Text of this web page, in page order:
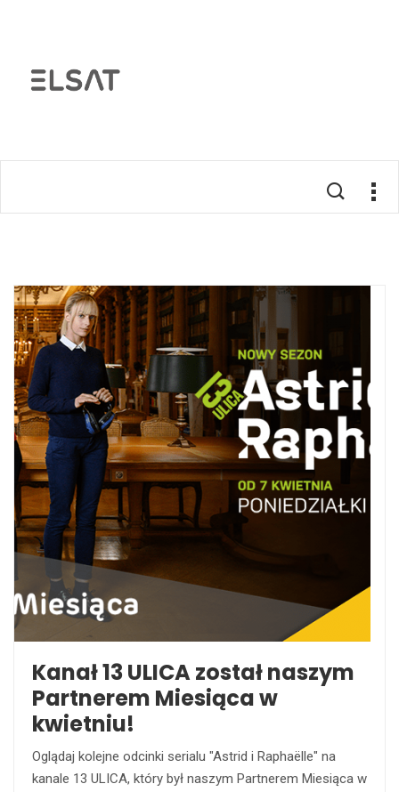
Kanał 13 ULICA został naszym
Partnerem Miesiąca w
kwietniu!
Oglądaj kolejne odcinki serialu "Astrid i Raphaëlle" na
kanale 13 ULICA, który był naszym Partnerem Miesiąca w